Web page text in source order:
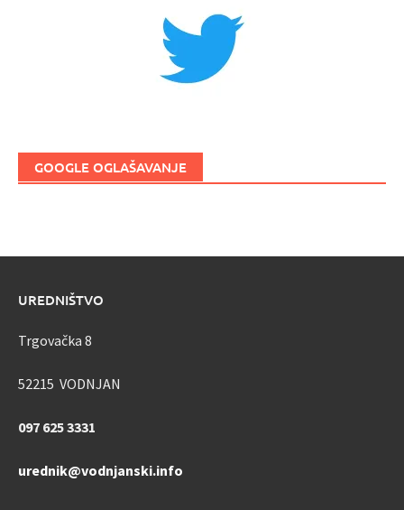
GOOGLE OGLAŠAVANJE
UREDNIŠTVO
Trgovačka 8
52215 VODNJAN
097 625 3331
urednik@vodnjanski.info